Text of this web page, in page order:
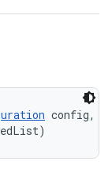
config,